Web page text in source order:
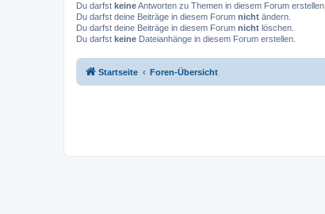
Du darfst keineAntworten zu Themen in diesem Forum erstellen.
Du darfst deine Beiträge in diesem Forum nicht ändern.
Du darfst deine Beiträge in diesem Forum nicht löschen.
Du darfst keine Dateianhänge in diesem Forum erstellen.
Startseite Foren-Übersicht